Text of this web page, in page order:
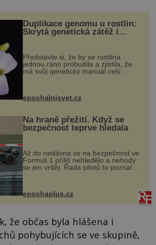
Duplikace genomu u rostlin:
Skrytá genetická zátěž i
Představte si, že by se rostlina
jednou ráno probudila a zjistila, že
má svůj genetický manuál celý
vstupenka...
epochalnisvet.cz
Na hraně přežití. Když se
bezpečnost teprve hledala
Až do nedávna se na bezpečnost ve
Formuli 1 příliš nehledělo a nehody
se jen vršily. Řada pilotů to poznala
na vlastní kůži, často s trvalými
následky nebo bohužel i ztrátou
života. Dnes nepochopiteln...
epochaplus.cz
že občas byla hlášena i
pohybujících se ve skupině,